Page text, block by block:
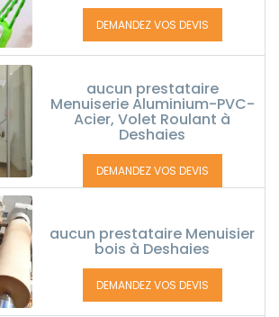
DEMANDEZ VOS DEVIS
aucun prestataire
Menuiserie Aluminium-PVC-
Acier, Volet Roulant à
Deshaies
DEMANDEZ VOS DEVIS
aucun prestataire Menuisier
bois à Deshaies
DEMANDEZ VOS DEVIS